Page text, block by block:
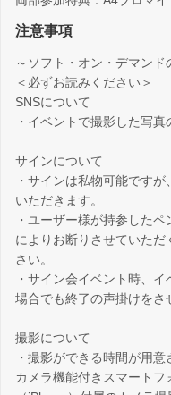
注意事項
～ソフト・オン・デマン
＜必ずお読みください＞
SNSについて
・イベントで撮影した写真
サインについて
・サインは私物可能です
いただきます。
・ユーザー様が持参した
によりお断りさせていた
さい。
・サイン会イベント時、
場合でも終了の声掛けをさ
撮影について
・撮影ができる時間が用
カメラ機能付きスマート